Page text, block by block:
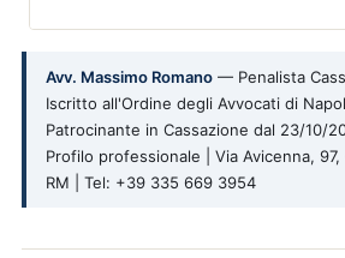
Avv. Massimo Romano — Penalista
Iscritto all'Ordine degli Avvocati di
Patrocinante in Cassazione dal 23/10/
Profilo professionale | Via Avicenna, 97,
RM | Tel: +39 335 669 3954